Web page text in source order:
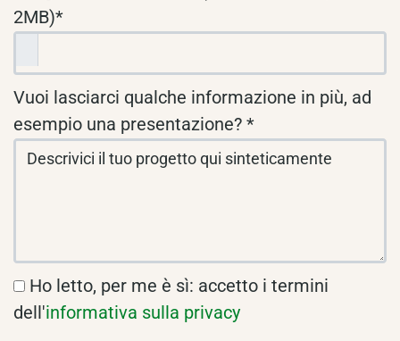
2MB)*
Vuoi lasciarci qualche informazione in più, ad
esempio una presentazione? *
Ho letto, per me è sì: accetto i termini
dell'informativa sulla privacy